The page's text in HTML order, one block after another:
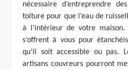
nécessaire d’entreprendre
toiture pour que l’eau de
à l’intérieur de votre maison.
s’offrent à vous pour
qu’il soit accessible ou pas.
artisans couvreurs pourront